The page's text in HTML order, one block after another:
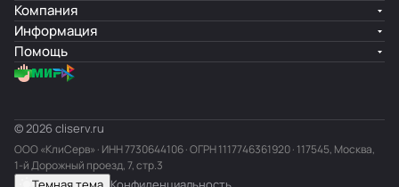
Компания
Информация
Помощь
© 2026 cliserv.ru
ООО «КлиСерв» · ИНН7730644106· ОГРН 1117746361920 · 117545, Москва,
1-й Дорожный проезд, 7, стр.3